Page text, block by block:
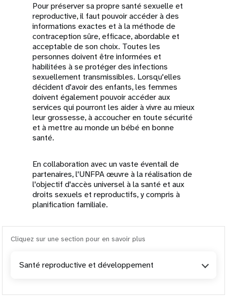
Pour préserver sa propre santé sexuelle et
reproductive, il faut pouvoir accéder à des
informations exactes et à la méthode de
contraception sûre, efficace, abordable et
acceptable de son choix. Toutes les
personnes doivent être informées et
habilitées à se protéger des infections
sexuellement transmissibles. Lorsqu'elles
décident d'avoir des enfants, les femmes
doivent également pouvoir accéder aux
services qui pourront les aider à vivre au mieux
leur grossesse, à accoucher en toute sécurité
et à mettre au monde un bébé en bonne
santé.
En collaboration avec un vaste éventail de
partenaires, l'UNFPA œuvre à la réalisation de
l'objectif d'accès universel à la santé et aux
droits sexuels et reproductifs, y compris à
planification familiale.
Cliquez sur une section pour en savoir plus
Santé reproductive et développement